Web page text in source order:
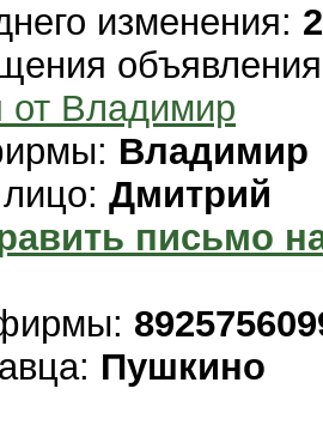
изменения:
от Владимир
Владимир
Дмитрий
письмо
Пушкино